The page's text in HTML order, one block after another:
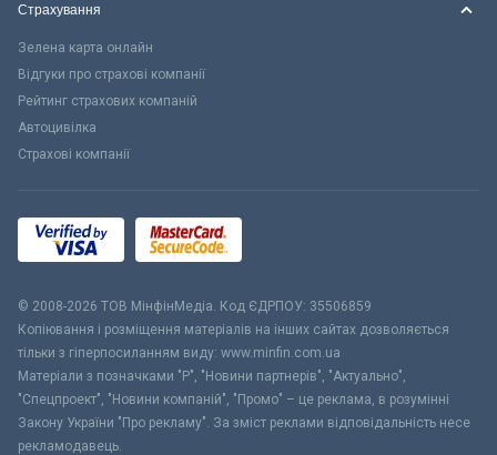
Страхування
Зелена карта онлайн
Відгуки про страхові компанії
Рейтинг страхових компаній
Автоцивілка
Страхові компанії
© 2008-2026 ТОВ МiнфiнМедiа. Код ЄДРПОУ: 35506859
Копіювання і розміщення матеріалів на інших сайтах дозволяється
тільки з гіперпосиланням виду: www.minfin.com.ua
Матеріали з позначками "Р", "Новини партнерів", "Актуально",
"Спецпроект", "Новини компаній", "Промо" – це реклама, в розумінні
Закону України "Про рекламу". За зміст реклами відповідальність несе
рекламодавець.